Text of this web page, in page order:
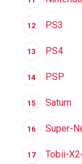
12 PS3
13 PS4
14 PSP
15 Saturn
16 Super-
17 Tobii-